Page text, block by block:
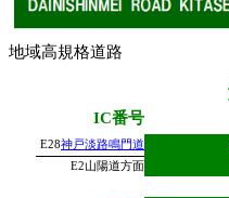
地域高規格道路
IC番号
E28神戸淡路鳴門道
E2山陽道方面